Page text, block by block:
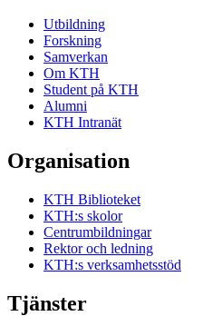
Utbildning
Forskning
Samverkan
Om KTH
Student på KTH
Alumni
KTH Intranät
Organisation
KTH Biblioteket
KTH:s skolor
Centrumbildningar
Rektor och ledning
KTH:s verksamhetsstöd
Tjänster